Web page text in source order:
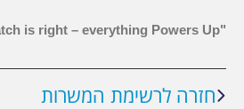
is right – everything Powers Up"
חזרה לרשימת המשרות